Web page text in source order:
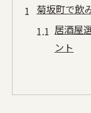
菊坂町で飲
居酒屋
ント
安い